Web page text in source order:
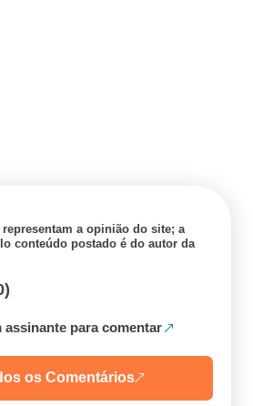
a opinião do site; a
conteúdo postado é do autor da
assinante para comentar
os Comentários